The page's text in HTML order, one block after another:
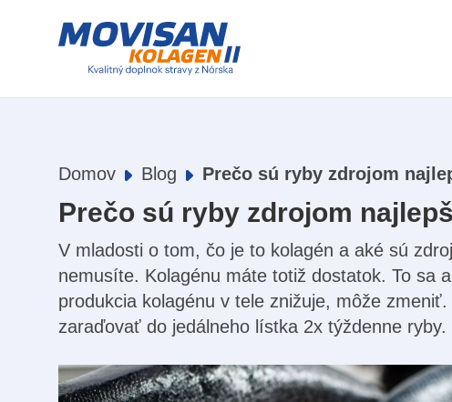
Domov Blog Prečo sú ryby zdrojom
Prečo sú ryby zdrojom
V mladosti o tom, čo je to kolagén a aké sú
nemusíte. Kolagénu máte totiž dostatok. To sa
produkcia kolagénu v tele znižuje, môže
zaraďovať do jedálneho lístka 2x týždenne ryby.